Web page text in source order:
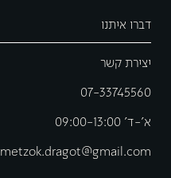
דברו איתנו
יצירת קשר
07-33745560
א'-ד' 09:00-13:00
metzok.dragot@gmail.com